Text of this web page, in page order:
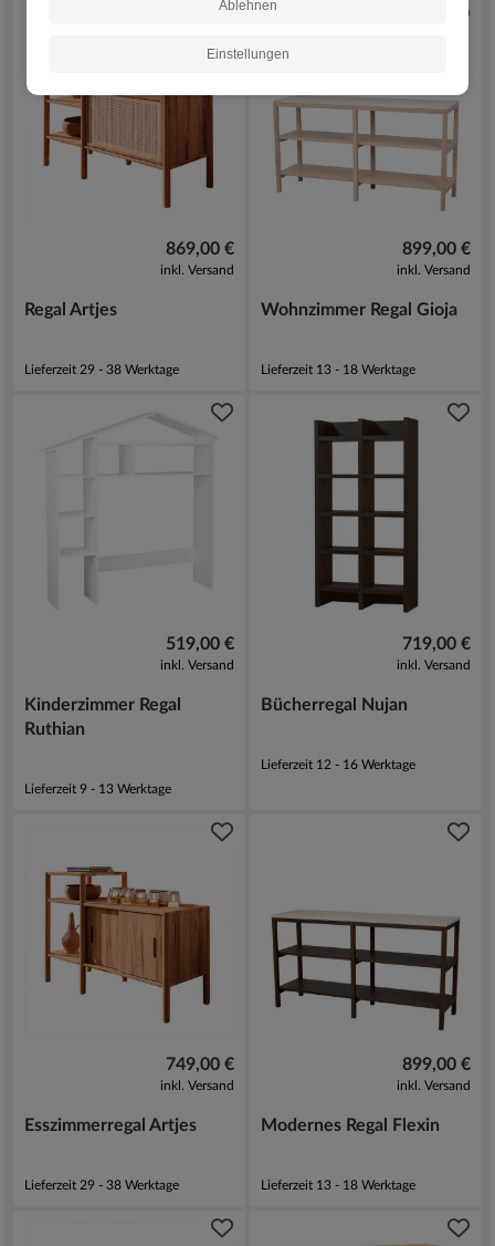
Ablehnen
Einstellungen
869,00 €
inkl. Versand
Regal Artjes
Lieferzeit 29 - 38 Werktage
899,00 €
inkl. Versand
Wohnzimmer Regal Gioja
Lieferzeit 13 - 18 Werktage
519,00 €
inkl. Versand
Kinderzimmer Regal
Ruthian
Lieferzeit 9 - 13 Werktage
719,00 €
inkl. Versand
Bücherregal Nujan
Lieferzeit 12 - 16 Werktage
749,00 €
inkl. Versand
Esszimmerregal Artjes
Lieferzeit 29 - 38 Werktage
899,00 €
inkl. Versand
Modernes Regal Flexin
Lieferzeit 13 - 18 Werktage